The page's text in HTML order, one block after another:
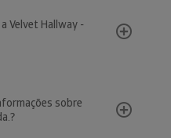
Velvet Hallway -
sobre